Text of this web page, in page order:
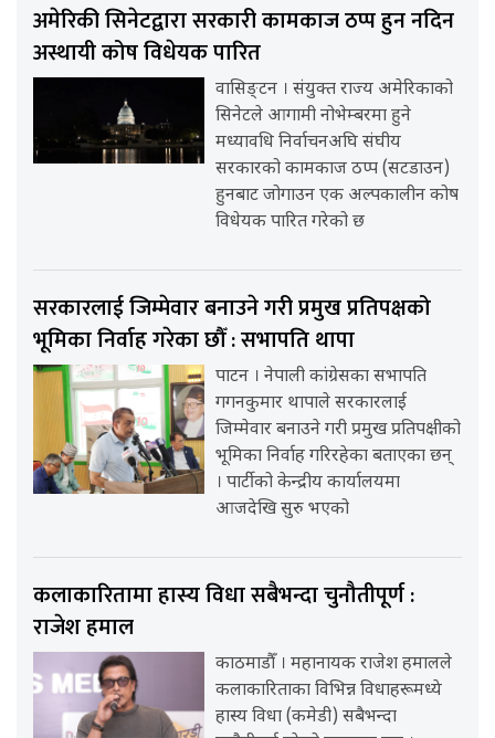
अमेरिकी सिनेटद्वारा सरकारी कामकाज ठप्प हुन नदिन
अस्थायी कोष विधेयक पारित
वासिङ्टन । संयुक्त राज्य अमेरिकाको
सिनेटले आगामी नोभेम्बरमा हुने
मध्यावधि निर्वाचनअघि संघीय
सरकारको कामकाज ठप्प (सटडाउन)
हुनबाट जोगाउन एक अल्पकालीन कोष
विधेयक पारित गरेको छ
सरकारलाई जिम्मेवार बनाउने गरी प्रमुख प्रतिपक्षको
भूमिका निर्वाह गरेका छौँ : सभापति थापा
पाटन । नेपाली कांग्रेसका सभापति
गगनकुमार थापाले सरकारलाई
जिम्मेवार बनाउने गरी प्रमुख प्रतिपक्षीको
भूमिका निर्वाह गरिरहेका बताएका छन्
। पार्टीको केन्द्रीय कार्यालयमा
आजदेखि सुरु भएको
कलाकारितामा हास्य विधा सबैभन्दा चुनौतीपूर्ण :
राजेश हमाल
काठमाडौँ । महानायक राजेश हमालले
कलाकारिताका विभिन्न विधाहरूमध्ये
हास्य विधा (कमेडी) सबैभन्दा